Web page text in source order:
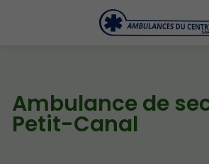
Ambulance de
Petit-Canal